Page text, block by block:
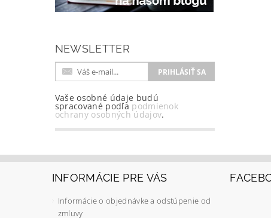
NEWSLETTER
Vaše osobné údaje budú
spracované podľa podmienok
ochrany osobných údajov.
INFORMÁCIE PRE VÁS
Informácie o objednávke a odstúpenie od
zmluvy